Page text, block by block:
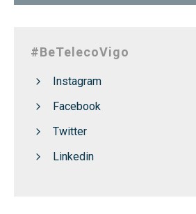
#BeTelecoVigo
Instagram
Facebook
Twitter
Linkedin